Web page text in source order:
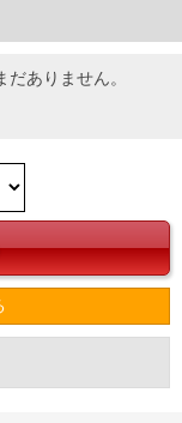
ありません。